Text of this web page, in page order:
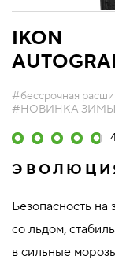
IKON
#бессрочная
#НОВИНКА ЗИМЫ
Безопасность
со льдом,
в сильные